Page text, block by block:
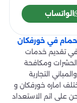
الواتساب
في خورفكان
تقديم خدمات
ومكافحة
التجارية
اماره خورفكان و
على اتم الاستعداد